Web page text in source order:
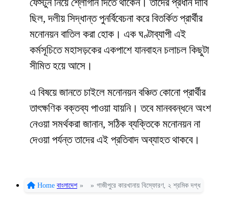
ফেস্টুন নিয়ে শ্লোগান দিতে থাকেন। তাদের প্রধান দাবি
ছিল, দলীয় সিদ্ধান্ত পুনর্বিবেচনা করে বিতর্কিত প্রার্থীর
মনোনয়ন বাতিল করা হোক। এক ঘণ্টাব্যাপী এই
কর্মসূচিতে মহাসড়কের একপাশে যানবাহন চলাচল কিছুটা
সীমিত হয়ে আসে।
এ বিষয়ে জানতে চাইলে মনোনয়ন বঞ্চিত কোনো প্রার্থীর
তাৎক্ষণিক বক্তব্য পাওয়া যায়নি। তবে মানববন্ধনে অংশ
নেওয়া সমর্থকরা জানান, সঠিক ব্যক্তিকে মনোনয়ন না
দেওয়া পর্যন্ত তাদের এই প্রতিবাদ অব্যাহত থাকবে।
Home বাংলাদেশ » » গাজীপুরে কারখানায় বিস্ফোরণ, ২ শ্রমিক দগ্ধ